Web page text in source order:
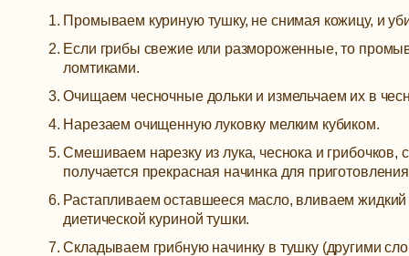
Промываем куриную тушку, не снимая кожицу, и
Если грибы свежие или размороженные, то
ломтиками.
Очищаем чесночные дольки и измельчаем их в
Нарезаем очищенную луковку мелким кубиком.
Смешиваем нарезку из лука, чеснока и
получается прекрасная начинка для
Растапливаем оставшееся масло, вливаем
диетической куриной тушки.
Складываем грибную начинку в тушку (другими